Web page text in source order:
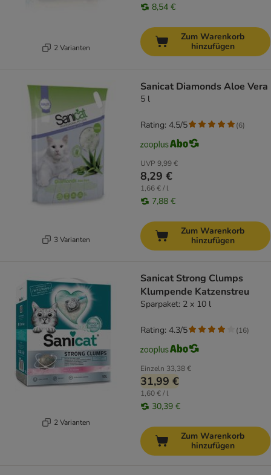
2 Varianten
8,54 €
Zum Warenkorb
hinzufügen
3 Varianten
Sanicat Diamonds Aloe Vera
5 l
UVP 9,99 €
8,29 €
1,66 € / l
7,88 €
Rating: 4.5/5 (6)
Zum Warenkorb
hinzufügen
2 Varianten
Sanicat Strong Clumps
Klumpende Katzenstreu
Sparpaket: 2 x 10 l
Einzeln 33,38 €
31,99 €
1,60 € / l
30,39 €
Rating: 4.3/5 (16)
Zum Warenkorb
hinzufügen